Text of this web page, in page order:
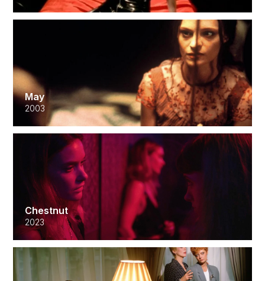
May
2003
Chestnut
2023